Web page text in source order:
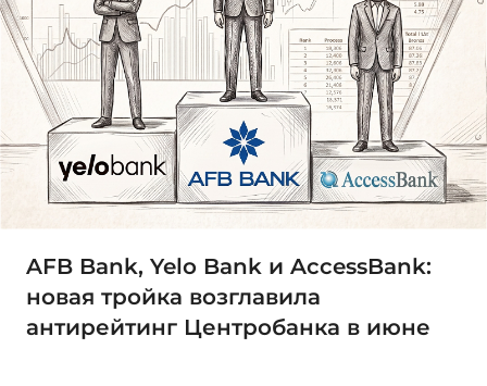
AFB Bank, Yelo Bank и AccessBank:
новая тройка возглавила
антирейтинг Центробанка в июне